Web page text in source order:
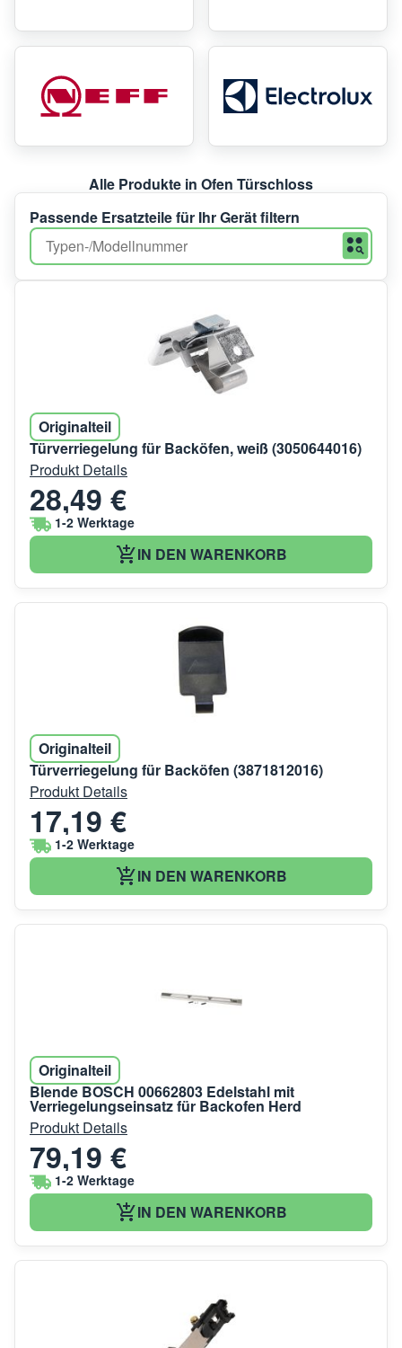
Alle Produkte in Ofen Türschloss
Passende Ersatzteile für Ihr Gerät filtern
Originalteil
Türverriegelung für Backöfen, weiß (3050644016)
Produkt Details
28,49 €
1-2 Werktage
IN DEN WARENKORB
Originalteil
Türverriegelung für Backöfen (3871812016)
Produkt Details
17,19 €
1-2 Werktage
IN DEN WARENKORB
Originalteil
Blende BOSCH 00662803 Edelstahl mit
Verriegelungseinsatz für Backofen Herd
Produkt Details
79,19 €
1-2 Werktage
IN DEN WARENKORB